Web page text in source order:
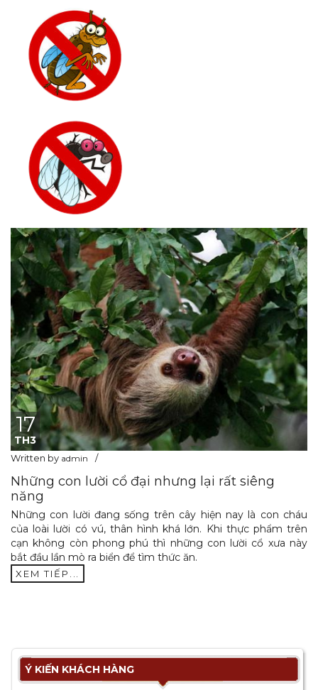
17
TH3
Written by admin
Những con lười cổ đại nhưng lại rất siêng
năng
Những con lười đang sống trên cây hiện nay là con cháu
của loài lười có vú, thân hình khá lớn. Khi thực phẩm trên
cạn không còn phong phú thì những con lười cổ xưa này
bắt đầu lần mò ra biển để tìm thức ăn.
XEM TIẾP...
Ý KIẾN KHÁCH HÀNG